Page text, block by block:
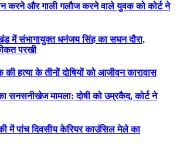
करने और गाली गलौज करने वाले युवक को कोर्ट ने
में संभागायुक्त धनंजय सिंह का सघन दौरा,
परखी
की हत्या के तीनों दोषियों को आजीवन कारावास
सनसनीखेज मामला: दोषी को उम्रकैद, कोर्ट ने
में पांच दिवसीय केरियर काउंसिल मेले का